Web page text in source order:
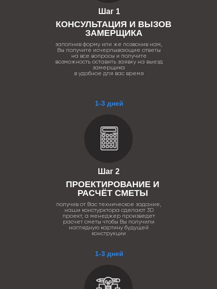
1-3 дней
1-3 дней
Шаг 2
ПРОЕКТИРОВАНИЕ И
РАСЧЁТ СМЕТЫ
получив от Вас техническое задание,
наши констурктора сделают 3D
проект, а менеджер произведет
расчет сметы чтобы Вы получили
наглядную картину будущей
конструкции
Шаг 1
КОНСУЛЬТАЦИЯ И ВЫЗОВ
ЗАМЕРЩИКА
заполнив форму или же позвонив нам,
Вы получите исчерпывающие ответы
на все вопросы и получите
возможность оставить заявку на выезд
замерщика
в удобное для вас время